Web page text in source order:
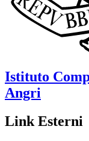
Istituto
Angri
Link Esterni